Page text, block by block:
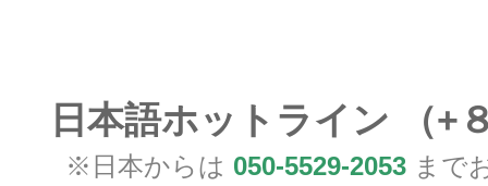
日本語ホットライン （+
※日本からは 050-5529-2053 まで